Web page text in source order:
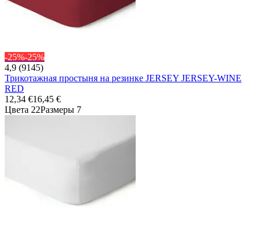
-25%-25%
4,9 (9145)
Трикотажная простыня на резинке JERSEY JERSEY-WINE
RED
12,34 €16,45 €
Цвета 22Размеры 7